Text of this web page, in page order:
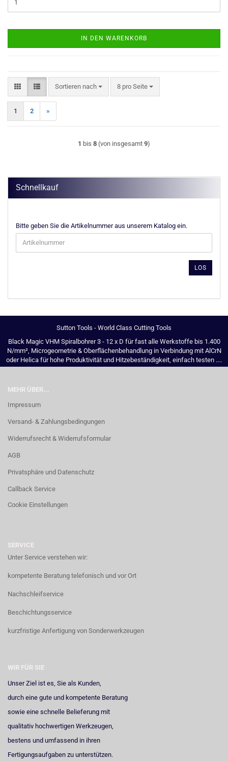
IN DEN WARENKORB
Sortieren nach
Sortieren nach 8 pro Seite
pro Seite
1 2 »
1 bis 8 (von insgesamt 9)
Schnellkauf
BITTE
GEBEN
SIE
DIE
EIN.
Bitte geben Sie die Artikelnummer aus unserem Katalog ein.
LOS
Sutton Tools - World Class Cutting Tools
Black Magic VHM Spiralbohrer 3 - 12 x D für fast alle Werkstoffe bis 1.400
N/mm², Microgeometrie & Oberflächenbehandlung in Verbindung mit AlCrN
oder Helica für hohe Produktivität und Hitzebeständigkeit, einfach testen ....
MEHR ÜBER...
Impressum
Versand- & Zahlungsbedingungen
Widerrufsrecht & Widerrufsformular
AGB
Privatsphäre und Datenschutz
Callback Service
Cookie Einstellungen
SERVICE
Unter Service verstehen wir:
kompetente Beratung telefonisch und vor Ort
Nachschleifservice
Beschichtungsservice
kurzfristige Anfertigung von Sonderwerkzeugen
WIR FÜR SIE
Unser Ziel ist es, Sie als Kunden,
durch eine gute und kompetente Beratung
sowie eine schnelle Belieferung mit
qualitativ hochwertigen Werkzeugen,
bestens und umfassend in ihren
Fertigungsaufgaben zu unterstützen.